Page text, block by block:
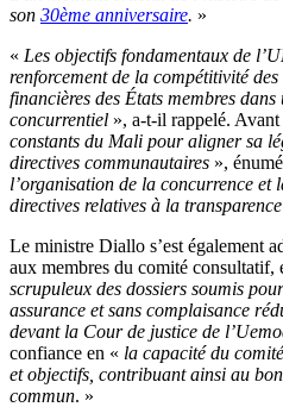
son 30ème anniversaire. »
« Les objectifs fondamentaux de
renforcement de la compétitivité
financières des États membres
concurrentiel », a-t-il rappelé.
constants du Mali pour aligner sa
directives communautaires »,
l’organisation de la concurrence et
directives relatives à la
Le ministre Diallo s’est également
aux membres du comité consultatif,
scrupuleux des dossiers soumis
assurance et sans complaisance
devant la Cour de justice de
confiance en « la capacité du
et objectifs, contribuant ainsi au
commun. »